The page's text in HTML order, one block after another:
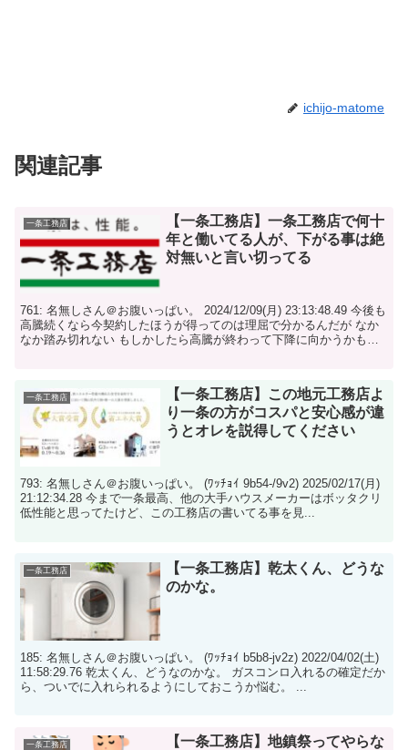
ichijo-matome
関連記事
一条工務店
【一条工務店】一条工務店で何十
年と働いてる人が、下がる事は絶
対無いと言い切ってる
761: 名無しさん＠お腹いっぱい。 2024/12/09(月) 23:13:48.49 今後も
高騰続くなら今契約したほうが得ってのは理屈で分かるんだが なか
なか踏み切れない もしかしたら高騰が終わって下降に向かうかもし
一条工務店
【一条工務店】この地元工務店よ
り一条の方がコスパと安心感が違
うとオレを説得してください
793: 名無しさん＠お腹いっぱい。 (ﾜｯﾁｮｲ 9b54-/9v2) 2025/02/17(月)
21:12:34.28 今まで一条最高、他の大手ハウスメーカーはボッタクリ
低性能と思ってたけど、この工務店の書いてる事を見...
一条工務店
【一条工務店】乾太くん、どうな
のかな。
185: 名無しさん＠お腹いっぱい。 (ﾜｯﾁｮｲ b5b8-jv2z) 2022/04/02(土)
11:58:29.76 乾太くん、どうなのかな。 ガスコンロ入れるの確定だか
一条工務店 【一条工務店】地鎮祭ってやらな